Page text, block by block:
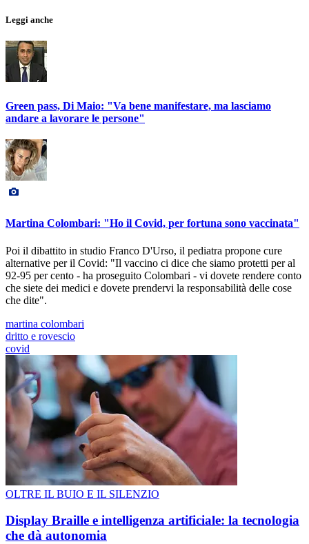
Leggi anche
Green pass, Di Maio: "Va bene manifestare, ma lasciamo
andare a lavorare le persone"
Martina Colombari: "Ho il Covid, per fortuna sono vaccinata"
Poi il dibattito in studio Franco D'Urso, il pediatra propone cure
alternative per il Covid: "Il vaccino ci dice che siamo protetti per al
92-95 per cento - ha proseguito Colombari - vi dovete rendere conto
che siete dei medici e dovete prendervi la responsabilità delle cose
che dite".
martina colombari
dritto e rovescio
covid
OLTRE IL BUIO E IL SILENZIO
Display Braille e intelligenza artificiale: la tecnologia
che dà autonomia